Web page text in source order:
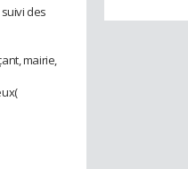
des
mairie,